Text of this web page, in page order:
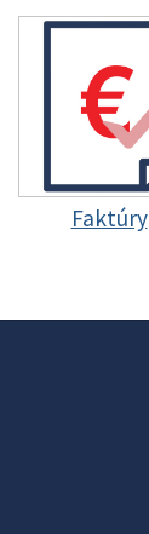
Faktúry